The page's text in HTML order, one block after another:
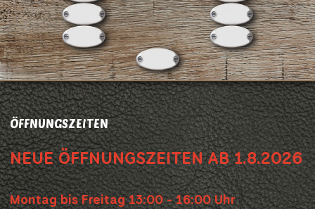
ÖFFNUNGSZEITEN
NEUE ÖFFNUNGSZEITEN AB 1.8.2026
Montag bis Freitag 13:00 - 16:00 Uhr